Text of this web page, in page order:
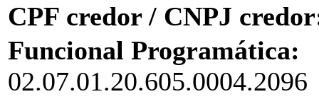
CPF credor / CNPJ
Funcional Programática:
02.07.01.20.605.0004.2096